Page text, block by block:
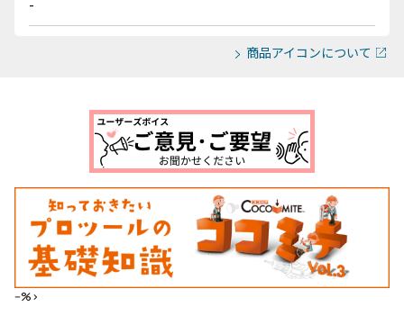
-
商品アイコンについて
--%>